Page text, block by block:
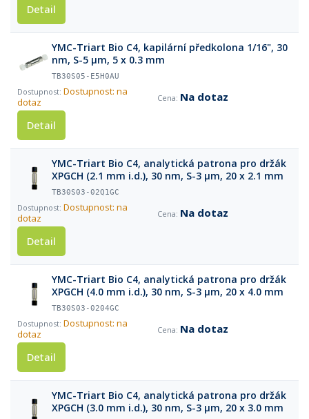
Detail
YMC-Triart Bio C4, kapilární předkolona 1/16", 30
nm, S-5 µm, 5 x 0.3 mm
TB30S05-E5H0AU
Dostupnost: na
dotaz
Na dotaz
Detail
YMC-Triart Bio C4, analytická patrona pro držák
XPGCH (2.1 mm i.d.), 30 nm, S-3 µm, 20 x 2.1 mm
TB30S03-02Q1GC
Dostupnost: na
dotaz
Na dotaz
Detail
YMC-Triart Bio C4, analytická patrona pro držák
XPGCH (4.0 mm i.d.), 30 nm, S-3 µm, 20 x 4.0 mm
TB30S03-0204GC
Dostupnost: na
dotaz
Na dotaz
Detail
YMC-Triart Bio C4, analytická patrona pro držák
XPGCH (3.0 mm i.d.), 30 nm, S-3 µm, 20 x 3.0 mm